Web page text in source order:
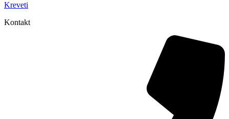
Kreveti
Kontakt